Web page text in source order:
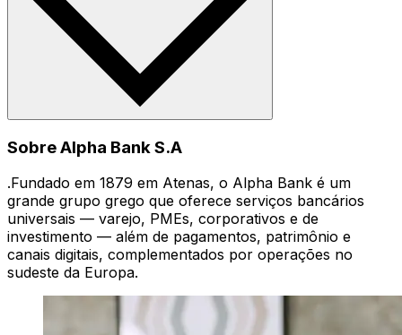
Sobre Alpha Bank S.A
.Fundado em 1879 em Atenas, o Alpha Bank é um
grande grupo grego que oferece serviços bancários
universais — varejo, PMEs, corporativos e de
investimento — além de pagamentos, patrimônio e
canais digitais, complementados por operações no
sudeste da Europa.